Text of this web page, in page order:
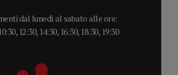
dal lunedì al sabato alle ore:
12:30, 14:30, 16:30, 18:30, 19:30